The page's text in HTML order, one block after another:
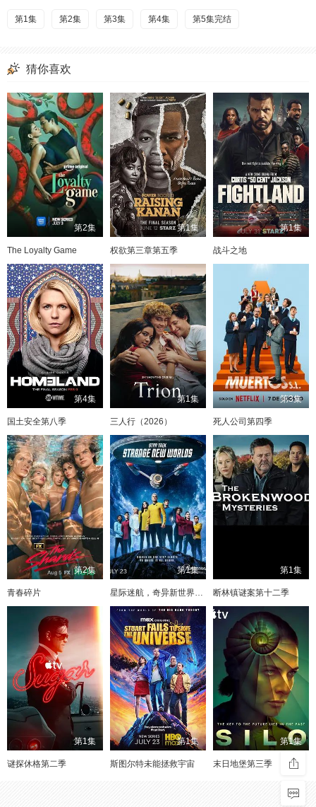
第1集 第2集 第3集 第4集 第5集完结
猜你喜欢
第2集
The Loyalty Game
第1集
权欲第三章第五季
第1集
战斗之地
第4集
国土安全第八季
第1集
三人行（2026）
第3集
死人公司第四季
第2集
青春碎片
第1集
星际迷航，奇异新世界第四季
第1集
断林镇谜案第十二季
第1集
谜探休格第二季
第1集
斯图尔特未能拯救宇宙
第1集
末日地堡第三季